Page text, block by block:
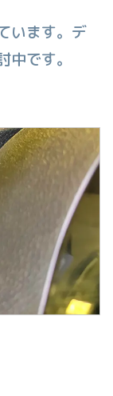
います。デ
です。